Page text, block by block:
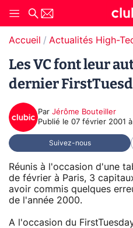
Accueil Actualités High-
Les VC font leur
dernier
Par Jérôme Bouteiller
Publié le 07 février 2001
Suivez-nous
Réunis à l'occasion d'une
de février à Paris, 3
avoir commis quelques
de l'année 2000.
A l'occasion du